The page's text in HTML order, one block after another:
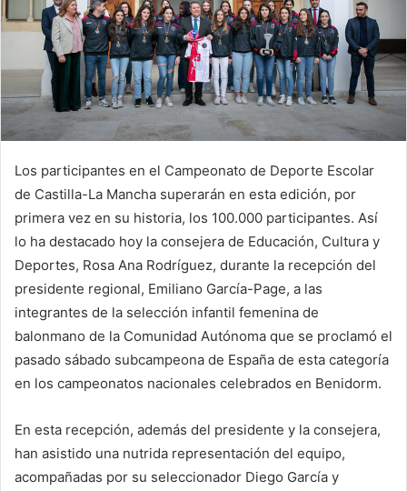
Los participantes en el Campeonato de Deporte Escolar
de Castilla-La Mancha superarán en esta edición, por
primera vez en su historia, los 100.000 participantes. Así
lo ha destacado hoy la consejera de Educación, Cultura y
Deportes, Rosa Ana Rodríguez, durante la recepción del
presidente regional, Emiliano García-Page, a las
integrantes de la selección infantil femenina de
balonmano de la Comunidad Autónoma que se proclamó el
pasado sábado subcampeona de España de esta categoría
en los campeonatos nacionales celebrados en Benidorm.
En esta recepción, además del presidente y la consejera,
han asistido una nutrida representación del equipo,
acompañadas por su seleccionador Diego García y